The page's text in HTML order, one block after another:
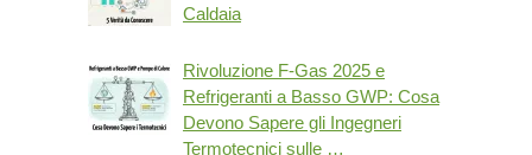
Caldaia
Rivoluzione F-Gas 2025 e
Refrigeranti a Basso GWP: Cosa
Devono Sapere gli Ingegneri
Termotecnici sulle …